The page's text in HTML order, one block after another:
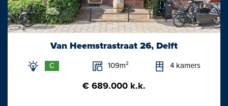
Van Heemstrastraat 26, Delft
C 109m² 4 kamers
€ 689.000 k.k.